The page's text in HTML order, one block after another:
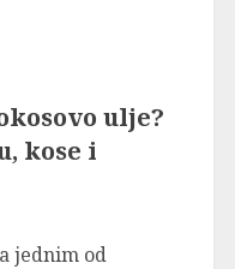
ulje?
kose i
jednim od